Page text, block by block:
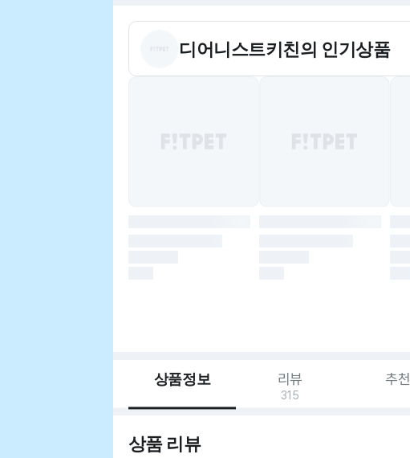
디어니스트키친의 인기상품
상품정보 리뷰
315
추천
상품 리뷰